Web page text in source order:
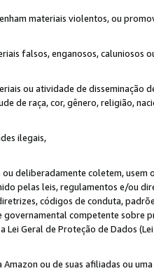
materiais violentos, ou
falsos, enganosos, caluniosos
ou atividade de disseminação
de raça, cor, gênero, religião,
ilegais,
deliberadamente coletem, usem
pelas leis, regulamentos e/ou
códigos de conduta,
competente sobre
Lei Geral de Proteção de Dados
ou de suas afiliadas ou